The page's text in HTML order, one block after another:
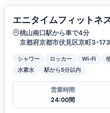
エニタイムフィットネ
桃山南口駅から車で4分
京都府京都市伏見区京町3-
シャワー ロッカー Wi-Fi
水素水
駅から5分以内
営業時間
24:00間